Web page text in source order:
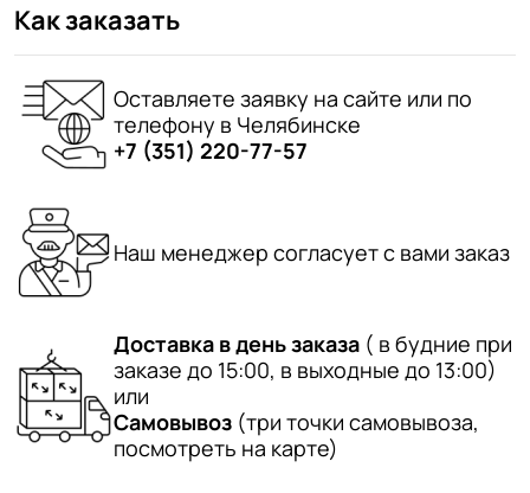
Как заказать
Оставляете заявку на сайте или по
телефону в Челябинске
+7 (351) 220-77-57
Наш менеджер согласует с вами заказ
Доставка в день заказа ( в будние при
заказе до 15:00, в выходные до 13:00)
или
Самовывоз (три точки самовывоза,
посмотреть на карте)